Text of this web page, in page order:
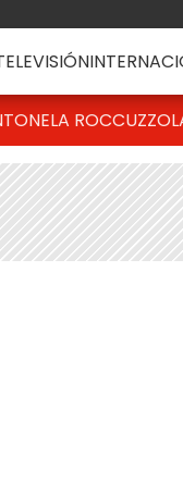
ROCCUZZO